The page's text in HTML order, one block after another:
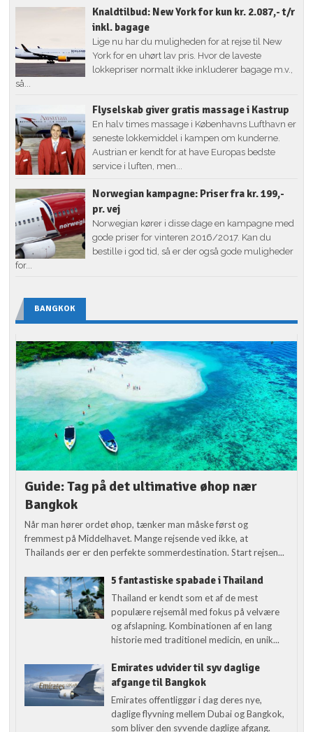
Knaldtilbud: New York for kun kr. 2.087,- t/r
inkl. bagage
Lige nu har du muligheden for at rejse til New
York for en uhørt lav pris. Hvor de laveste
lokkepriser normalt ikke inkluderer bagage m.v.,
så...
Flyselskab giver gratis massage i Kastrup
En halv times massage i Københavns Lufthavn er
seneste lokkemiddel i kampen om kunderne.
Austrian er kendt for at have Europas bedste
service i luften, men...
Norwegian kampagne: Priser fra kr. 199,-
pr. vej
Norwegian kører i disse dage en kampagne med
gode priser for vinteren 2016/2017. Kan du
bestille i god tid, så er der også gode muligheder
for...
BANGKOK
Guide: Tag på det ultimative øhop nær
Bangkok
Når man hører ordet øhop, tænker man måske først og
fremmest på Middelhavet. Mange rejsende ved ikke, at
Thailands øer er den perfekte sommerdestination. Start rejsen...
5 fantastiske spabade i Thailand
Thailand er kendt som et af de mest
populære rejsemål med fokus på velvære
og afslapning. Kombinationen af en lang
historie med traditionel medicin, en unik...
Emirates udvider til syv daglige
afgange til Bangkok
Emirates offentliggør i dag deres nye,
daglige flyvning mellem Dubai og Bangkok,
som bliver den syvende daglige afgang.